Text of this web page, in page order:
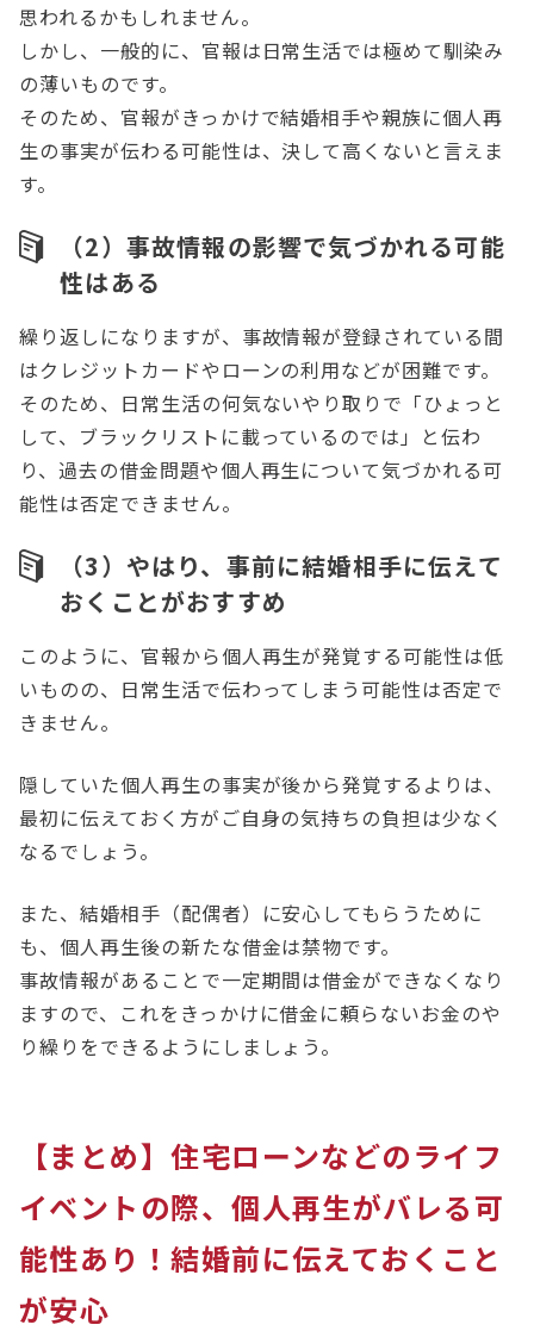
思われるかもしれません。
しかし、一般的に、官報は日常生活では極めて馴染み
の薄いものです。
そのため、官報がきっかけで結婚相手や親族に個人再
生の事実が伝わる可能性は、決して高くないと言えま
す。
（2）事故情報の影響で気づかれる可能
性はある
繰り返しになりますが、事故情報が登録されている間
はクレジットカードやローンの利用などが困難です。
そのため、日常生活の何気ないやり取りで「ひょっと
して、ブラックリストに載っているのでは」と伝わ
り、過去の借金問題や個人再生について気づかれる可
能性は否定できません。
（3）やはり、事前に結婚相手に伝えて
おくことがおすすめ
このように、官報から個人再生が発覚する可能性は低
いものの、日常生活で伝わってしまう可能性は否定で
きません。
隠していた個人再生の事実が後から発覚するよりは、
最初に伝えておく方がご自身の気持ちの負担は少なく
なるでしょう。
また、結婚相手（配偶者）に安心してもらうために
も、個人再生後の新たな借金は禁物です。
事故情報があることで一定期間は借金ができなくなり
ますので、これをきっかけに借金に頼らないお金のや
り繰りをできるようにしましょう。
【まとめ】住宅ローンなどのライフ
イベントの際、個人再生がバレる可
能性あり！結婚前に伝えておくこと
が安心